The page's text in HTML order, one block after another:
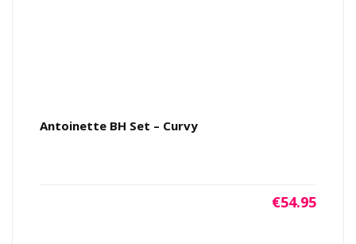
Antoinette BH Set – Curvy
€54.95